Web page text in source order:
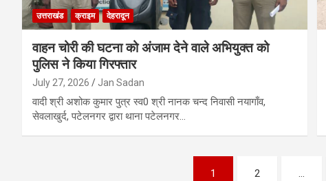
उत्तराखंड क्राइम देहरादून
वाहन चोरी की घटना को अंजाम देने वाले अभियुक्त को
पुलिस ने किया गिरफ्तार
July 27, 2026 Jan Sadan
वादी श्री अशोक कुमार पुत्र स्व0 श्री नानक चन्द निवासी नयागाँव,
सेवलाखुर्द, पटेलनगर द्वारा थाना पटेलनगर…
1 2 …